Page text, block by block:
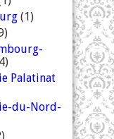
(1)
Palatinat
du-Nord-